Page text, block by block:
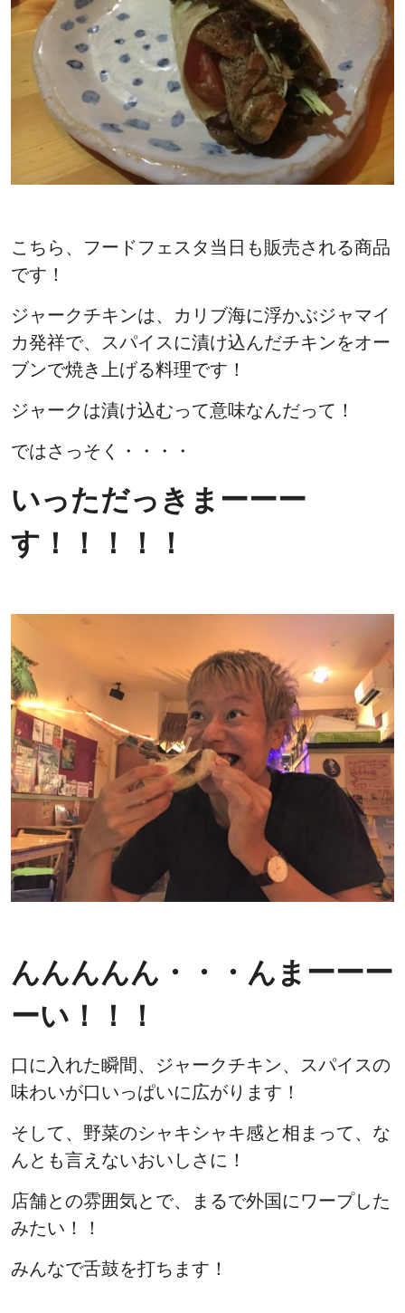
こちら、フードフェスタ当日も販売される商品
です！
ジャークチキンは、カリブ海に浮かぶジャマイ
カ発祥で、スパイスに漬け込んだチキンをオー
ブンで焼き上げる料理です！
ジャークは漬け込むって意味なんだって！
ではさっそく・・・・
いっただっきまーーー
す！！！！！
んんんんん・・・んまーーー
ーい！！！
口に入れた瞬間、ジャークチキン、スパイスの
味わいが口いっぱいに広がります！
そして、野菜のシャキシャキ感と相まって、な
んとも言えないおいしさに！
店舗との雰囲気とで、まるで外国にワープした
みたい！！
みんなで舌鼓を打ちます！